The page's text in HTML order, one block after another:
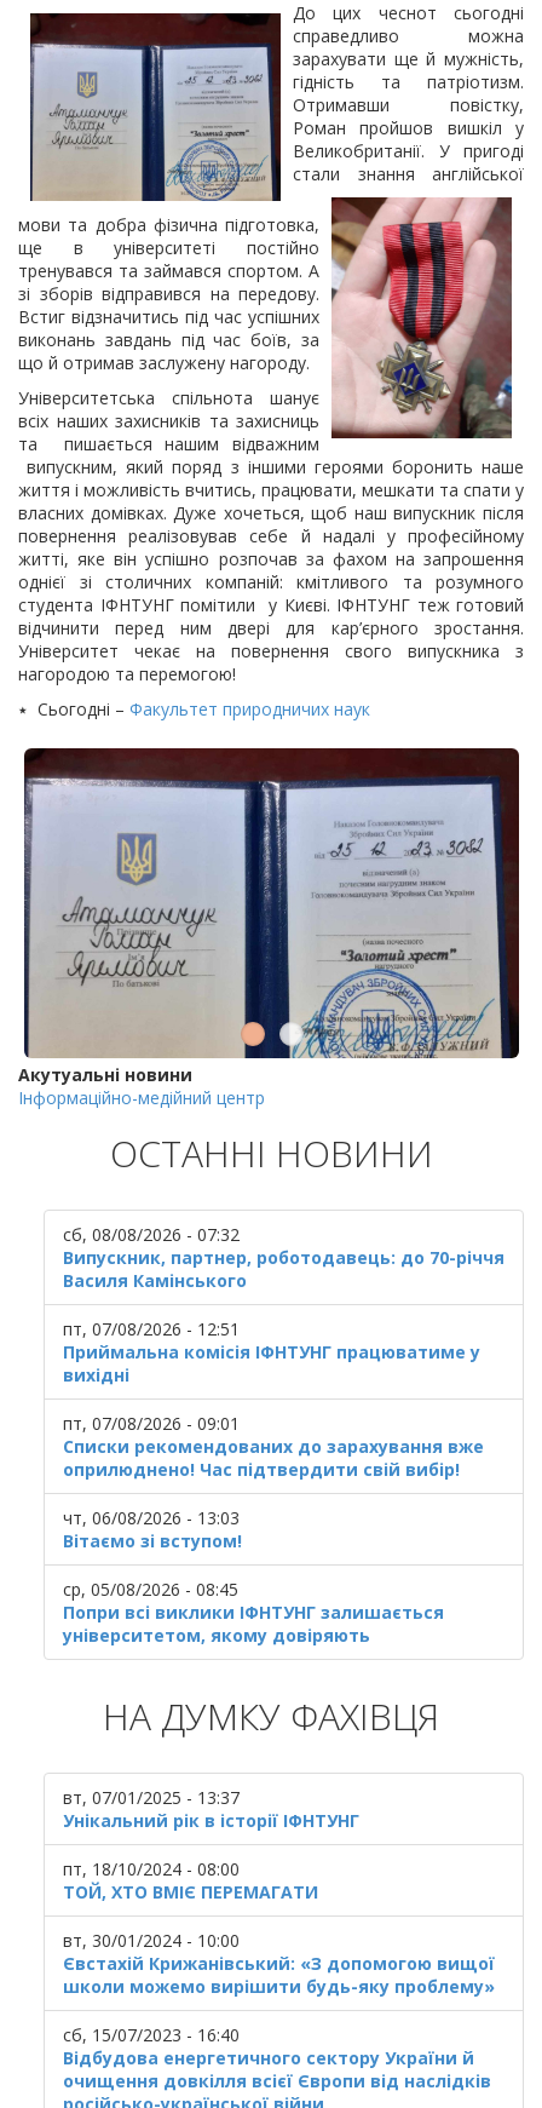
До цих чеснот сьогодні
справедливо можна
зарахувати ще й мужність,
гідність та патріотизм.
Отримавши повістку,
Роман пройшов вишкіл у
Великобританії. У пригоді
стали знання англійської
мови та добра фізична підготовка,
ще в університеті постійно
тренувався та займався спортом. А
зі зборів відправився на передову.
Встиг відзначитись під час успішних
виконань завдань під час боїв, за
що й отримав заслужену нагороду.
Університетська спільнота шанує
всіх наших захисників та захисниць
та пишається нашим відважним
випускним, який поряд з іншими героями боронить наше
життя і можливість вчитись, працювати, мешкати та спати у
власних домівках. Дуже хочеться, щоб наш випускник після
повернення реалізовував себе й надалі у професійному
житті, яке він успішно розпочав за фахом на запрошення
однієї зі столичних компаній: кмітливого та розумного
студента ІФНТУНГ помітили у Києві. ІФНТУНГ теж готовий
відчинити перед ним двері для кар’єрного зростання.
Університет чекає на повернення свого випускника з
нагородою та перемогою!
٭ Сьогодні – Факультет природничих наук
Акутуальні новини
Інформаційно-медійний центр
ОСТАННІ НОВИНИ
сб, 08/08/2026 - 07:32
Випускник, партнер, роботодавець: до 70-річчя
Василя Камінського
пт, 07/08/2026 - 12:51
Приймальна комісія ІФНТУНГ працюватиме у
вихідні
пт, 07/08/2026 - 09:01
Списки рекомендованих до зарахування вже
оприлюднено! Час підтвердити свій вибір!
чт, 06/08/2026 - 13:03
Вітаємо зі вступом!
ср, 05/08/2026 - 08:45
Попри всі виклики ІФНТУНГ залишається
університетом, якому довіряють
НА ДУМКУ ФАХІВЦЯ
вт, 07/01/2025 - 13:37
Унікальний рік в історії ІФНТУНГ
пт, 18/10/2024 - 08:00
ТОЙ, ХТО ВМІЄ ПЕРЕМАГАТИ
вт, 30/01/2024 - 10:00
Євстахій Крижанівський: «З допомогою вищої
школи можемо вирішити будь-яку проблему»
сб, 15/07/2023 - 16:40
Відбудова енергетичного сектору України й
очищення довкілля всієї Європи від наслідків
російсько-української війни